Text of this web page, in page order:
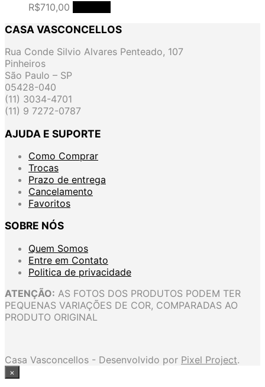
R$710,00
CASA VASCONCELLOS
Rua Conde Silvio Alvares Penteado, 107
Pinheiros
São Paulo – SP
05428-040
(11) 3034-4701
(11) 9 7272-0787
AJUDA E SUPORTE
Como Comprar
Trocas
Prazo de entrega
Cancelamento
Favoritos
SOBRE NÓS
Quem Somos
Entre em Contato
Politica de privacidade
ATENÇÃO: AS FOTOS DOS PRODUTOS PODEM TER
PEQUENAS VARIAÇÕES DE COR, COMPARADAS AO
PRODUTO ORIGINAL
Casa Vasconcellos - Desenvolvido por Pixel Project.
×